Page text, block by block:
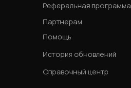
Реферальная программа
Помощь
История обновлений
Справочный центр
Партнерам